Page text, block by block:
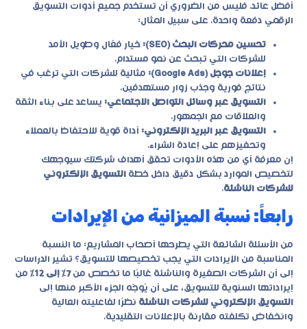
أفضل عائد. فليس من الضروري أن تستخدم جميع أدوات التسويق
الرقمي دفعة واحدة. على سبيل المثال:
تحسين محركات البحث (SEO):
خيار فعّال وطويل الأمد
للشركات التي تبحث عن نمو مستدام.
إعلانات جوجل (Google Ads):
مثالية للشركات التي ترغب في
نتائج فورية وجذب زوار مستهدفين.
التسويق عبر وسائل التواصل الاجتماعي: يساعد على بناء الثقة
والعلاقات مع الجمهور.
التسويق عبر البريد الإلكتروني: أداة قوية للاحتفاظ بالعملاء
وتحفيزهم على إعادة الشراء.
إن معرفة أي من هذه الأدوات تحقق أهداف شركتك سيوجهك
لتخصيص الموارد بشكل دقيق داخل خطة التسويق الإلكتروني
للشركات الناشئة.
رابعاً: نسبة الميزانية من الإيرادات
من الأسئلة الشائعة التي يطرحها أصحاب المشاريع: ما النسبة
المناسبة من الإيرادات التي يجب تخصيصها للتسويق؟ تشير الدراسات
إلى أن الشركات الصغيرة والناشئة غالبًا ما تخصص من7% إلى 12%
من
إيراداتها السنوية للتسويق، على أن يُوجّه الجزء الأكبر منها إلى
التسويق الإلكتروني للشركات الناشئة نظرًا لفاعليته العالية
وانخفاض تكلفته مقارنة بالإعلانات التقليدية.